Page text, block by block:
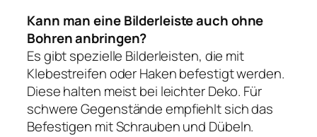
Kann man eine Bilderleiste auch ohne
Bohren anbringen?
Es gibt spezielle Bilderleisten, die mit
Klebestreifen oder Haken befestigt werden.
Diese halten meist bei leichter Deko. Für
schwere Gegenstände empfiehlt sich das
Befestigen mit Schrauben und Dübeln.